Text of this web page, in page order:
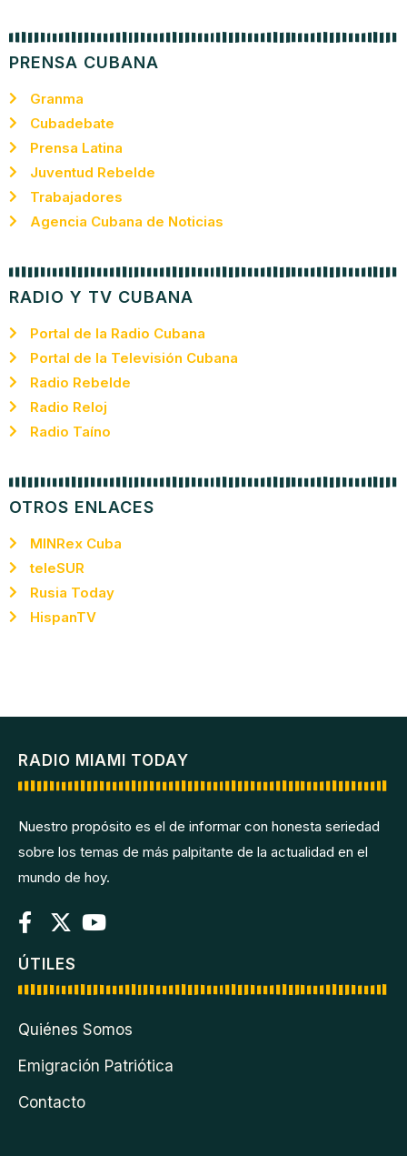
PRENSA CUBANA
Granma
Cubadebate
Prensa Latina
Juventud Rebelde
Trabajadores
Agencia Cubana de Noticias
RADIO Y TV CUBANA
Portal de la Radio Cubana
Portal de la Televisión Cubana
Radio Rebelde
Radio Reloj
Radio Taíno
OTROS ENLACES
MINRex Cuba
teleSUR
Rusia Today
HispanTV
RADIO MIAMI TODAY
Nuestro propósito es el de informar con honesta seriedad
sobre los temas de más palpitante de la actualidad en el
mundo de hoy.
ÚTILES
Quiénes Somos
Emigración Patriótica
Contacto